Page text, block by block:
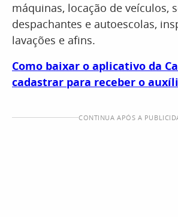
máquinas, locação de veículos,
despachantes e autoescolas,
lavações e afins.
Como baixar o aplicativo da
cadastrar para receber o
CONTINUA APÓS A